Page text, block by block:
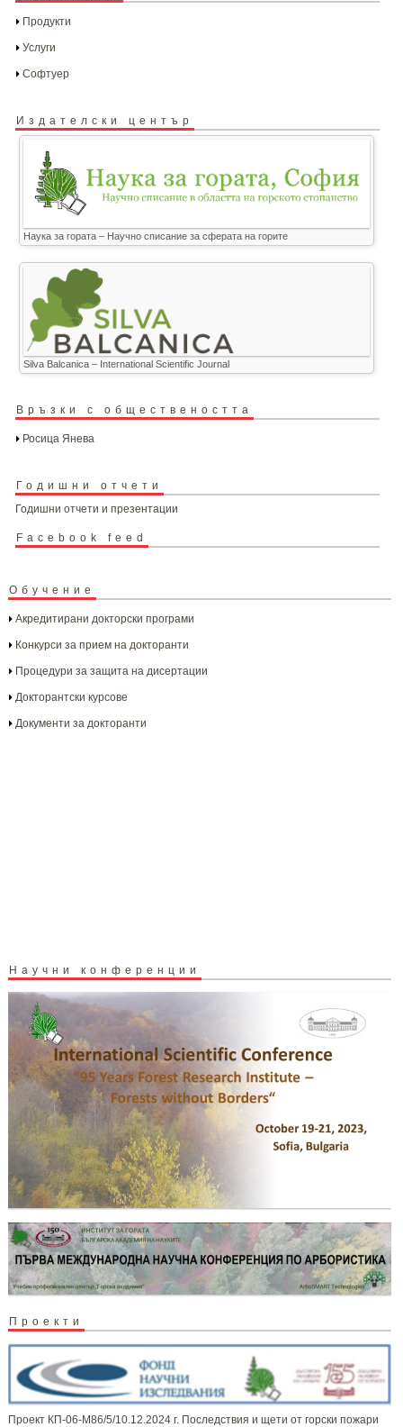
Продукти
Услуги
Софтуер
Издателски център
Наука за гората – Научно списание за сферата на горите
Silva Balcanica – International Scientific Journal
Връзки с обществеността
Росица Янева
Годишни отчети
Годишни отчети и презентации
Facebook feed
Обучение
Акредитирани докторски програми
Конкурси за прием на докторанти
Процедури за защита на дисертации
Докторантски курсове
Документи за докторанти
Научни конференции
Проекти
Проект КП-06-М86/5/10.12.2024 г. Последствия и щети от горски пожари